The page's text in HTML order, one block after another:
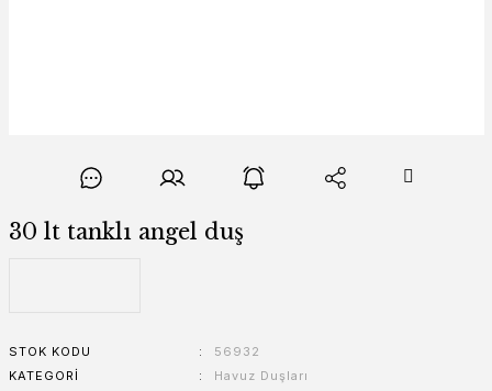
30 lt tanklı angel duş
STOK KODU
56932
KATEGORI
Havuz Duşları